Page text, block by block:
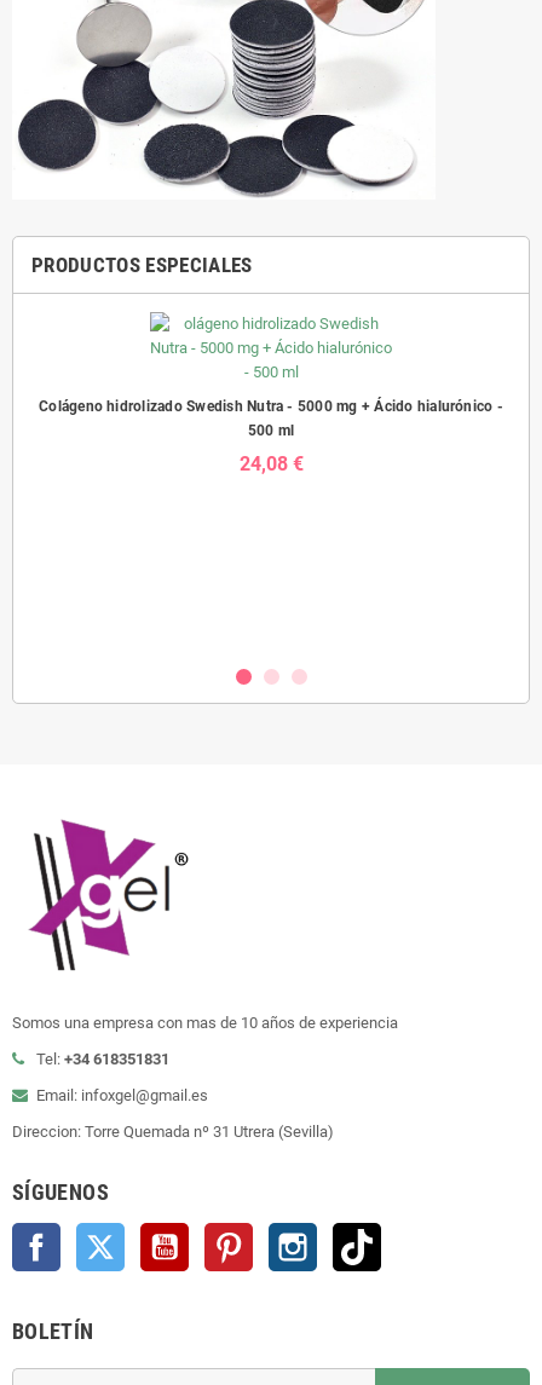
PRODUCTOS ESPECIALES
Colágeno hidrolizado Swedish Nutra - 5000 mg + Ácido hialurónico -
500 ml
24,08 €
Somos una empresa con mas de 10 años de experiencia
Tel: +34 618351831
Email: infoxgel@gmail.es
Direccion: Torre Quemada nº 31 Utrera (Sevilla)
SÍGUENOS
Facebook Twitter YouTube Pinterest Instagram
BOLETÍN